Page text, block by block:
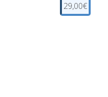
29,00€